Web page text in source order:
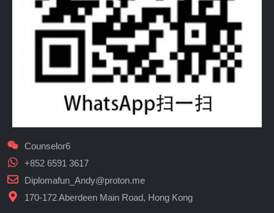
Counselor6
+852 6591 3617
Diplomafun_Andy@proton.me
170-172 Aberdeen Main Road, Hong Kong